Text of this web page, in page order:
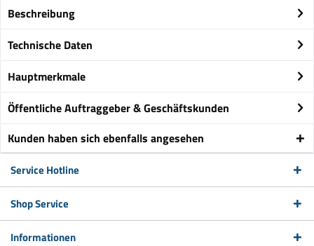
Beschreibung
Technische Daten
Hauptmerkmale
Öffentliche Auftraggeber & Geschäftskunden
Kunden haben sich ebenfalls angesehen
Service Hotline
Shop Service
Informationen